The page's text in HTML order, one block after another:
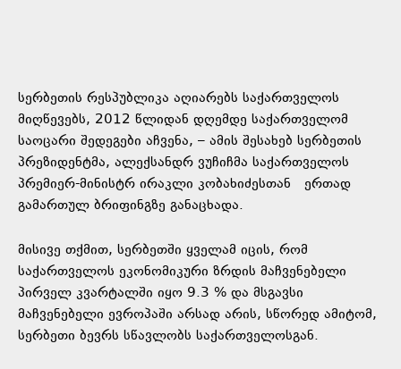
სერბეთის რესპუბლიკა აღიარებს საქართველოს
მიღწევებს, 2012 წლიდან დღემდე საქართველომ
საოცარი შედეგები აჩვენა, – ამის შესახებ სერბეთის
პრეზიდენტმა, ალექსანდრ ვუჩიჩმა საქართველოს
პრემიერ-მინისტრ ირაკლი კობახიძესთან ერთად
გამართულ ბრიფინგზე განაცხადა.
მისივე თქმით, სერბეთში ყველამ იცის, რომ
საქართველოს ეკონომიკური ზრდის მაჩვენებელი
პირველ კვარტალში იყო 9.3 % და მსგავსი
მაჩვენებელი ევროპაში არსად არის, სწორედ ამიტომ,
სერბეთი ბევრს სწავლობს საქართველოსგან.